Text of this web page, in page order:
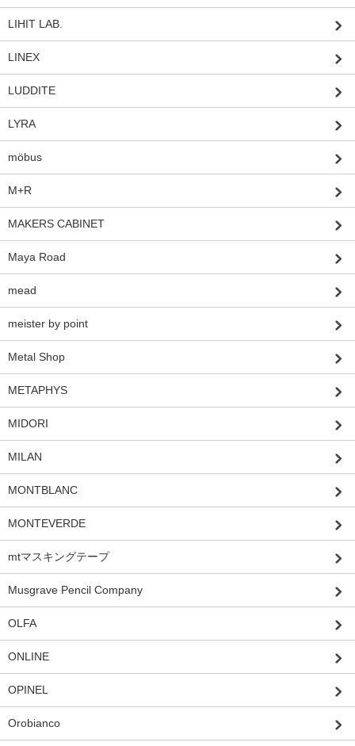
LIHIT LAB.
LINEX
LUDDITE
LYRA
möbus
M+R
MAKERS CABINET
Maya Road
mead
meister by point
Metal Shop
METAPHYS
MIDORI
MILAN
MONTBLANC
MONTEVERDE
mtマスキングテープ
Musgrave Pencil Company
OLFA
ONLINE
OPINEL
Orobianco